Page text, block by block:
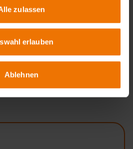
zulassen
erlauben
Ablehnen
nach Wunsch und
der DASt-Richtlinie und ein